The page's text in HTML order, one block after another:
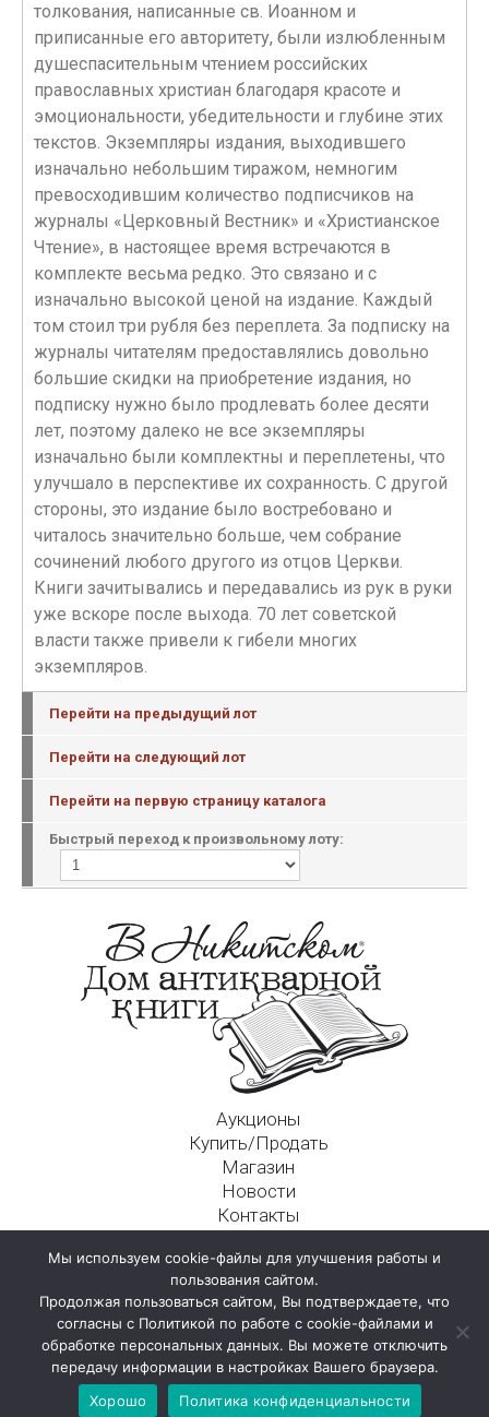
толкования, написанные св. Иоанном и
приписанные его авторитету, были излюбленным
душеспасительным чтением российских
православных христиан благодаря красоте и
эмоциональности, убедительности и глубине этих
текстов. Экземпляры издания, выходившего
изначально небольшим тиражом, немногим
превосходившим количество подписчиков на
журналы «Церковный Вестник» и «Христианское
Чтение», в настоящее время встречаются в
комплекте весьма редко. Это связано и с
изначально высокой ценой на издание. Каждый
том стоил три рубля без переплета. За подписку на
журналы читателям предоставлялись довольно
большие скидки на приобретение издания, но
подписку нужно было продлевать более десяти
лет, поэтому далеко не все экземпляры
изначально были комплектны и переплетены, что
улучшало в перспективе их сохранность. С другой
стороны, это издание было востребовано и
читалось значительно больше, чем собрание
сочинений любого другого из отцов Церкви.
Книги зачитывались и передавались из рук в руки
уже вскоре после выхода. 70 лет советской
власти также привели к гибели многих
экземпляров.
Перейти на предыдущий лот
Перейти на следующий лот
Перейти на первую страницу каталога
Быстрый переход к произвольному лоту:
Аукционы
Купить/Продать
Магазин
Новости
Контакты
125009, г. Москва, Никитский пер., д. 4а, стр. 1
Мы используем cookie-файлы для улучшения работы и
пользования сайтом.
Продолжая пользоваться сайтом, Вы подтверждаете, что
согласны с Политикой по работе с cookie-файлами и
обработке персональных данных. Вы можете отключить
передачу информации в настройках Вашего браузера.
Хорошо
Политика конфиденциальности